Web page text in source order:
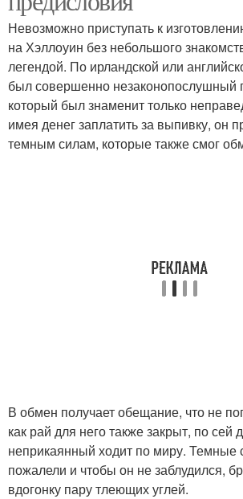
Осенний букет
Невозможно приступать к
на Хэллоуин без небольшого
легендой. По ирландской или
был совершенно незаконопослушный
который был знаменит только
имея денег заплатить за выпивку, он
темным силам, которые также смог
В обмен получает обещание, что не
как рай для него также закрыт, по сей
неприкаянный ходит по миру. Темные
пожалели и чтобы он не заблудился,
вдогонку пару тлеющих углей.